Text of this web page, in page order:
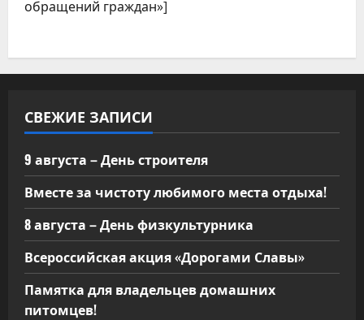
обращений граждан»]
СВЕЖИЕ ЗАПИСИ
9 августа – День строителя
Вместе за чистоту любимого места отдыха!
8 августа – День физкультурника
Всероссийская акция «Дорогами Славы»
Памятка для владельцев домашних
питомцев!